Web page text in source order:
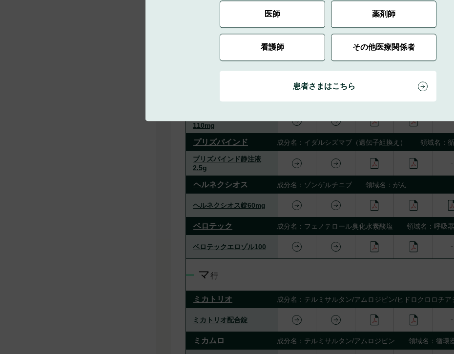
医師 薬剤師
看護師 その他医療関係者
患者さまはこちら
ビ・シフロール錠0.5mg
ビラミューン 成分名：ネビラピン 領域名：皮膚・炎症性・免疫性疾
プラザキサ 成分名：ダビガトランエテキシラートメタンスルホン
110mg
プリズバインド 成分名：イダルシズマブ（遺伝子組換え） 領域名：循
プリズバインド静注液
2.5g
ヘルネクシオス 成分名：ゾンゲルチニブ 領域名：がん
ヘルネクシオス錠60mg
ベロテック 成分名：フェノテロール臭化水素酸塩 領域名：呼吸
ベロテックエロゾル100
マ行
ミカトリオ 成分名：テルミサルタン/アムロジピン/ヒドロクロロ
ミカトリオ配合錠
ミカムロ 成分名：テルミサルタン/アムロジピン 領域名：循環